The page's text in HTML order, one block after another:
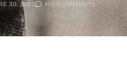
30, 2025 NO COMMENTS